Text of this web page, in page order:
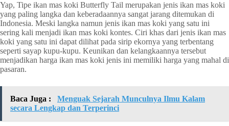
Yap, Tipe ikan mas koki Butterfly Tail merupakan jenis ikan mas koki
yang paling langka dan keberadaannya sangat jarang ditemukan di
Indonesia. Meski langka namun jenis ikan mas koki yang satu ini
sering kali menjadi ikan mas koki kontes. Ciri khas dari jenis ikan mas
koki yang satu ini dapat dilihat pada sirip ekornya yang terbentang
seperti sayap kupu-kupu. Keunikan dan kelangkaannya tersebut
menjadikan harga ikan mas koki jenis ini memiliki harga yang mahal di
pasaran.
Baca Juga :
Menguak Sejarah Munculnya Ilmu Kalam
secara Lengkap dan Terperinci